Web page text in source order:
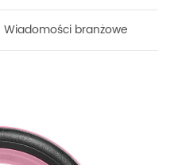
Wiadomości branżowe